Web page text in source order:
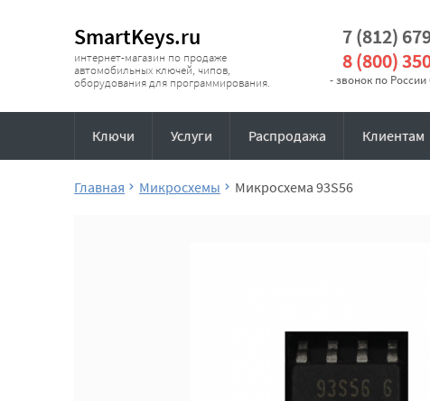
SmartKeys.ru
интернет-магазин по продаже
автомобильных ключей, чипов,
оборудования для программирования.
7 (812)
8 (800)
- звонок по
Ключи Услуги Распродажа Клиентам
Главная Микросхемы Микросхема 93S56